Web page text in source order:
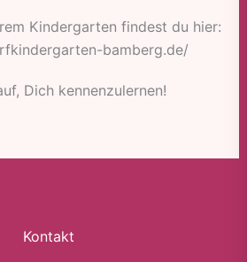
Kindergarten findest du hier:
bamberg.de/
Dich kennenzulernen!
Kontakt